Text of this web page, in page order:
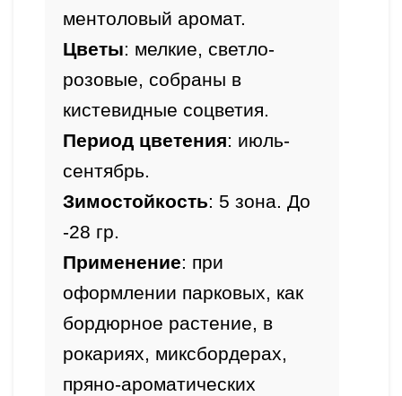
ментоловый аромат.
Цветы: мелкие, светло-
розовые, собраны в
кистевидные соцветия.
Период цветения: июль-
сентябрь.
Зимостойкость: 5 зона. До
-28 гр.
Применение: при
оформлении парковых, как
бордюрное растение, в
рокариях, миксбордерах,
пряно-ароматических